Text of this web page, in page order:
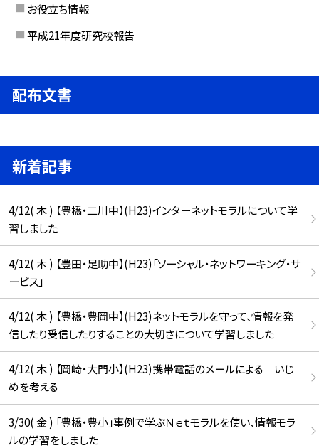
お役立ち情報
平成21年度研究校報告
配布文書
新着記事
4/12( 木 ) 【豊橋・二川中】(H23)インターネットモラルについて学
習しました
4/12( 木 ) 【豊田・足助中】(H23)「ソーシャル・ネットワーキング・サ
ービス」
4/12( 木 ) 【豊橋・豊岡中】(H23)ネットモラルを守って、情報を発
信したり受信したりすることの大切さについて学習しました
4/12( 木 ) 【岡崎・大門小】(H23)携帯電話のメールによる いじ
めを考える
3/30( 金 ) 「豊橋・豊小」事例で学ぶＮｅｔモラルを使い、情報モラ
ルの学習をしました